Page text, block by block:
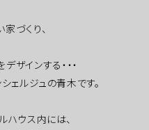
づくり、
ザインする・・・
ェルジュの青木です。
ハウス内には、